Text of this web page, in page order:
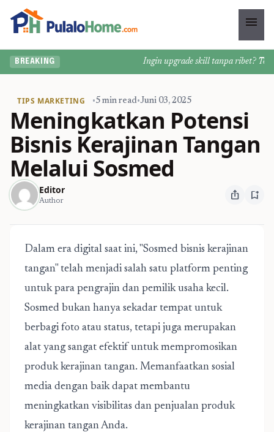
menu
BREAKING Ingin upgrade skill tanpa ribet?
TIPS MARKETING •5 min read•Juni 03, 2025
Meningkatkan Potensi
Bisnis Kerajinan Tangan
Melalui Sosmed
Editor
Author ios_share bookmark_add
Dalam era digital saat ini, "Sosmed bisnis kerajinan
tangan" telah menjadi salah satu platform penting
untuk para pengrajin dan pemilik usaha kecil.
Sosmed bukan hanya sekadar tempat untuk
berbagi foto atau status, tetapi juga merupakan
alat yang sangat efektif untuk mempromosikan
produk kerajinan tangan. Memanfaatkan sosial
media dengan baik dapat membantu
meningkatkan visibilitas dan penjualan produk
kerajinan tangan Anda.